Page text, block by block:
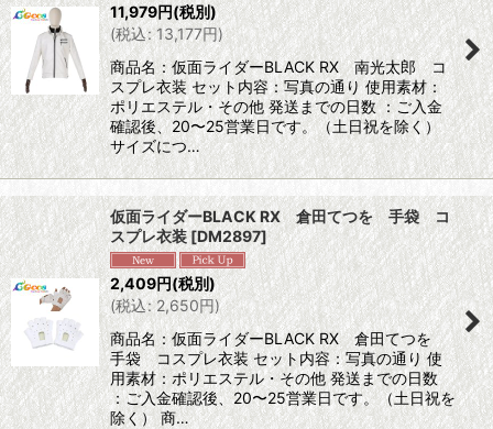
11,979円(税別)
(税込: 13,177円)
商品名：仮面ライダーBLACK RX 南光太郎 コ
スプレ衣装 セット内容：写真の通り 使用素材：
ポリエステル・その他 発送までの日数 ：ご入金
確認後、20〜25営業日です。（土日祝を除く）
サイズにつ…
仮面ライダーBLACK RX 倉田てつを 手袋 コ
スプレ衣装[DM2897]
2,409円(税別)
(税込: 2,650円)
商品名：仮面ライダーBLACK RX 倉田てつを
手袋 コスプレ衣装 セット内容：写真の通り 使
用素材：ポリエステル・その他 発送までの日数
：ご入金確認後、20〜25営業日です。（土日祝を
除く） 商…